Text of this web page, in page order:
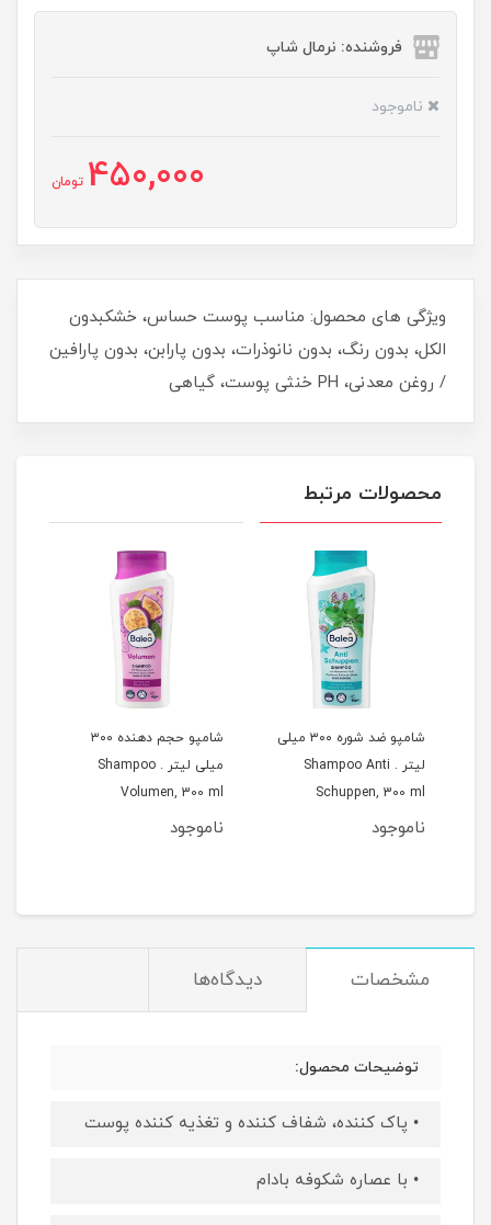
فروشنده: نرمال شاپ
ناموجود
450,000 تومان
ویژگی های محصول: مناسب پوست حساس، خشکبدون
الکل، بدون رنگ، بدون نانوذرات، بدون پارابن، بدون پارافین
/ روغن معدنی، PH خنثی پوست، گیاهی
محصولات مرتبط
شامپو ضد شوره ۳۰۰ میلی
لیتر . Shampoo Anti
Schuppen, 300 ml
ناموجود
شامپو حجم دهنده ۳۰۰
میلی لیتر . Shampoo
Volumen, 300 ml
ناموجود
مشخصات دیدگاه‌ها
توضیحات محصول:
• پاک کننده، شفاف کننده و تغذیه کننده پوست
• با عصاره شکوفه بادام